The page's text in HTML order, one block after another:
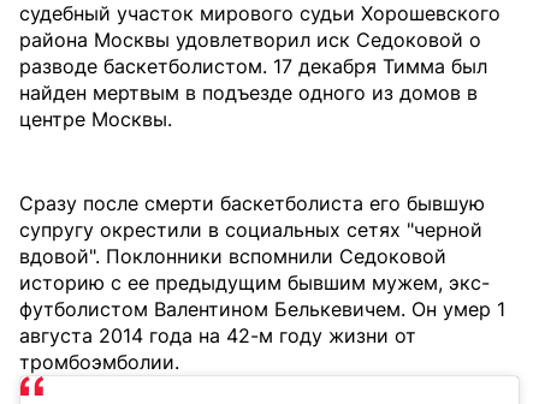
судебный участок мирового судьи Хорошевского
района Москвы удовлетворил иск Седоковой о
разводе баскетболистом. 17 декабря Тимма был
найден мертвым в подъезде одного из домов в
центре Москвы.
Сразу после смерти баскетболиста его бывшую
супругу окрестили в социальных сетях "черной
вдовой". Поклонники вспомнили Седоковой
историю с ее предыдущим бывшим мужем, экс-
футболистом Валентином Белькевичем. Он умер 1
августа 2014 года на 42-м году жизни от
тромбоэмболии.